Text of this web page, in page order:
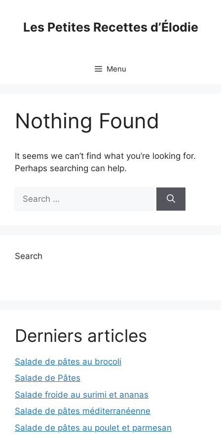
contentLes Petites Recettes d’Élodie
Menu
Nothing Found
It seems we can’t find what you’re looking for.
Perhaps searching can help.
for:
Search
Derniers articles
Salade de pâtes au brocoli
Salade de Pâtes
Salade froide au surimi et ananas
Salade de pâtes méditerranéenne
Salade de pâtes au poulet et parmesan